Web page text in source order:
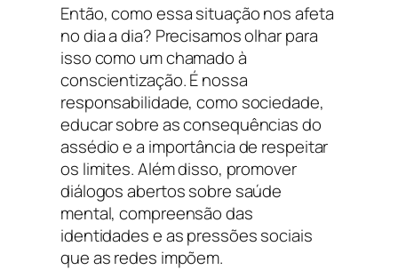
Então, como essa situação nos afeta
no dia a dia? Precisamos olhar para
isso como um chamado à
conscientização. É nossa
responsabilidade, como sociedade,
educar sobre as consequências do
assédio e a importância de respeitar
os limites. Além disso, promover
diálogos abertos sobre saúde
mental, compreensão das
identidades e as pressões sociais
que as redes impõem.